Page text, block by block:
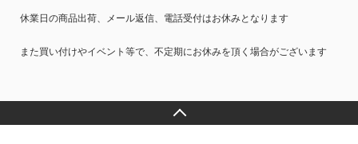
休業日の商品出荷、メール返信、電話受付はお休みとなります
また買い付けやイベント等で、不定期にお休みを頂く場合がございます